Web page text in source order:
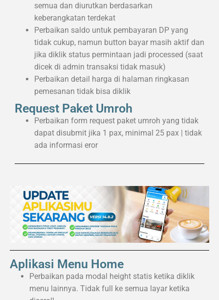
semua dan diurutkan berdasarkan
keberangkatan terdekat
Perbaikan saldo untuk pembayaran DP yang
tidak cukup, namun button bayar masih aktif dan
jika diklik status permintaan jadi processed (saat
dicek di admin transaksi tidak masuk)
Perbaikan detail harga di halaman ringkasan
pemesanan tidak bisa diklik
Request Paket Umroh
Perbaikan form request paket umroh yang tidak
dapat disubmit jika 1 pax, minimal 25 pax | tidak
ada informasi eror
Aplikasi Menu Home
Perbaikan pada modal height statis ketika diklik
menu lainnya. Tidak full ke semua layar ketika